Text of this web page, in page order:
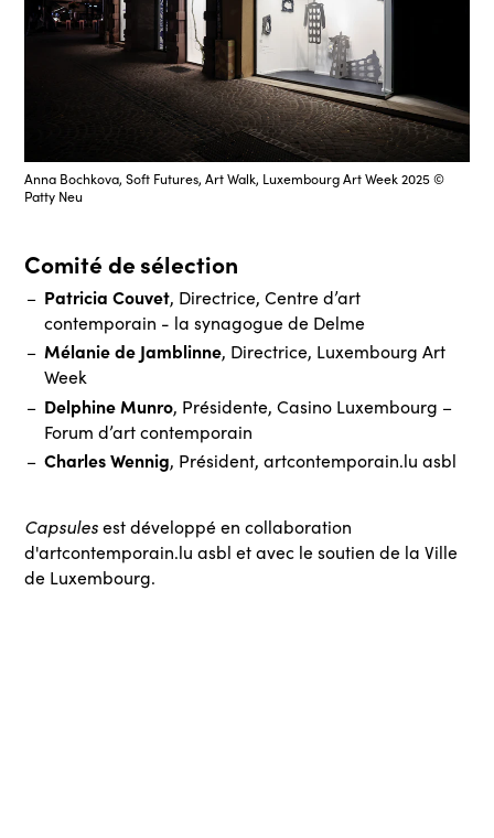
Anna Bochkova, Soft Futures, Art Walk, Luxembourg Art Week 2025 ©
Patty Neu
Comité de sélection
Patricia Couvet, Directrice, Centre d’art
contemporain - la synagogue de Delme
Mélanie de Jamblinne, Directrice, Luxembourg Art
Week
Delphine Munro, Présidente, Casino Luxembourg –
Forum d’art contemporain
Charles Wennig, Président, artcontemporain.lu asbl
Capsulesest développé en collaboration
d'artcontemporain.lu asbl et avec le soutien de la Ville
de Luxembourg.